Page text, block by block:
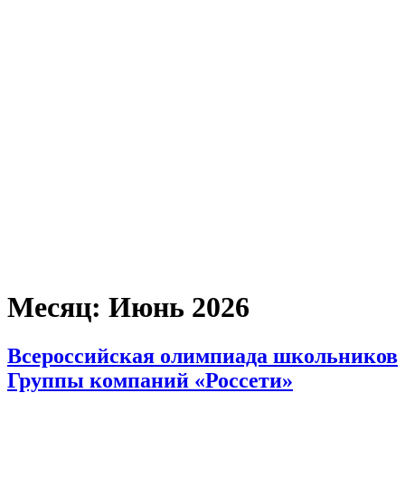
Месяц: Июнь 2026
Всероссийская олимпиада школьников
Группы компаний «Россети»